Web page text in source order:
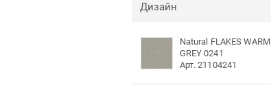
Дизайн
Natural FLAKES WARM
GREY 0241
Арт. 21104241